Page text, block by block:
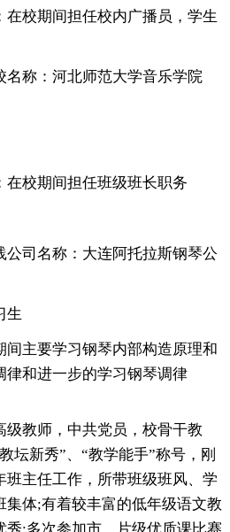
在校期间担任校内广播员，学生
名称：河北师范大学音乐学院
在校期间担任班级班长职务
公司名称：大连阿托拉斯钢琴公
生
间主要学习钢琴内部构造原理和
律和进一步的学习钢琴调律
级教师，中共党员，校骨干教
坛新秀”、“教学能手”称号，刚
班主任工作，所带班级班风、学
集体;有着较丰富的低年级语文教